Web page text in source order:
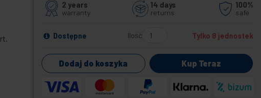
2 years
warranty
14 days
returns
100%
safe
Dostępne Ilość Tylko 8 jednostek
Dodaj do koszyka Kup Teraz